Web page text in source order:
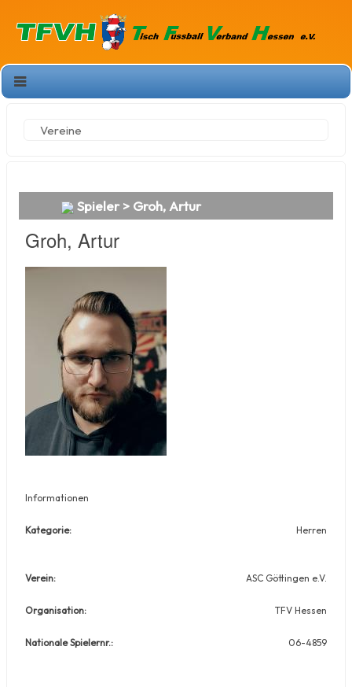
Vereine
Spieler > Groh, Artur
Groh, Artur
Informationen
Kategorie: Herren
Verein: ASC Göttingen e.V.
Organisation: TFV Hessen
Nationale Spielernr.: 06-4859